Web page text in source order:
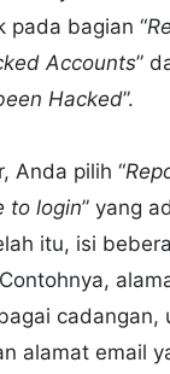
pada bagian “
Accounts”
Hacked”.
Anda pilih “
to login” yang
itu, isi
cadangan,
alamat email